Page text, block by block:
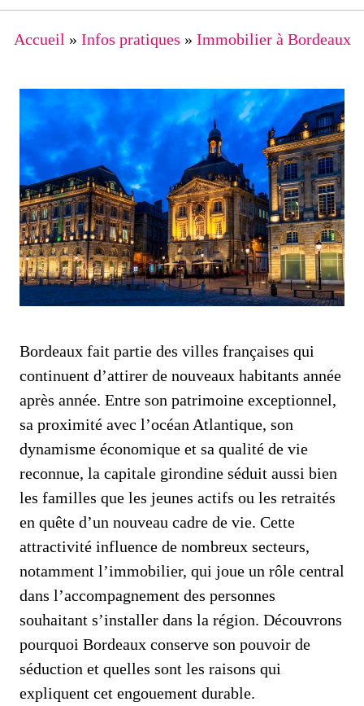
Accueil » Infos pratiques » Immobilier à Bordeaux
Bordeaux fait partie des villes françaises qui
continuent d’attirer de nouveaux habitants année
après année. Entre son patrimoine exceptionnel,
sa proximité avec l’océan Atlantique, son
dynamisme économique et sa qualité de vie
reconnue, la capitale girondine séduit aussi bien
les familles que les jeunes actifs ou les retraités
en quête d’un nouveau cadre de vie. Cette
attractivité influence de nombreux secteurs,
notamment l’immobilier, qui joue un rôle central
dans l’accompagnement des personnes
souhaitant s’installer dans la région. Découvrons
pourquoi Bordeaux conserve son pouvoir de
séduction et quelles sont les raisons qui
expliquent cet engouement durable.